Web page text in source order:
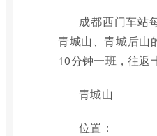
成都西门车站
青城山、青城后山
10分钟一班，往返
青城山
位置：